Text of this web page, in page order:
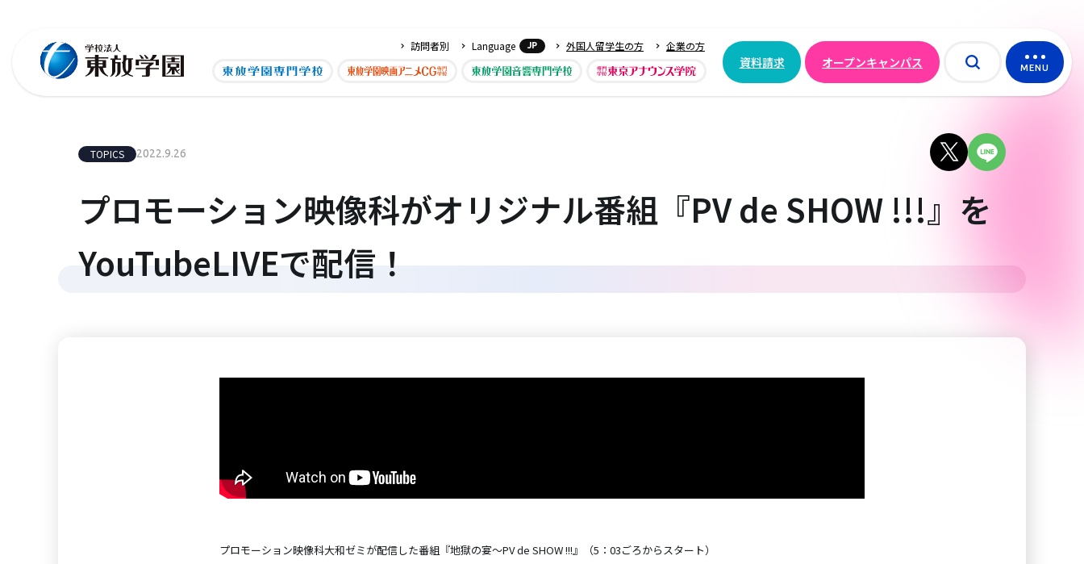
訪問者別 Language JP 外国人留学生の方 企業の方
資料請求 オープンキャンパス MENU
TOPICS 2022.9.26
プロモーション映像科がオリジナル番組『PV de SHOW !!!』を
YouTubeLIVEで配信！
プロモーション映像科大和ゼミが配信した番組『地獄の宴～PV de SHOW !!!』（5：03ごろからスタート）